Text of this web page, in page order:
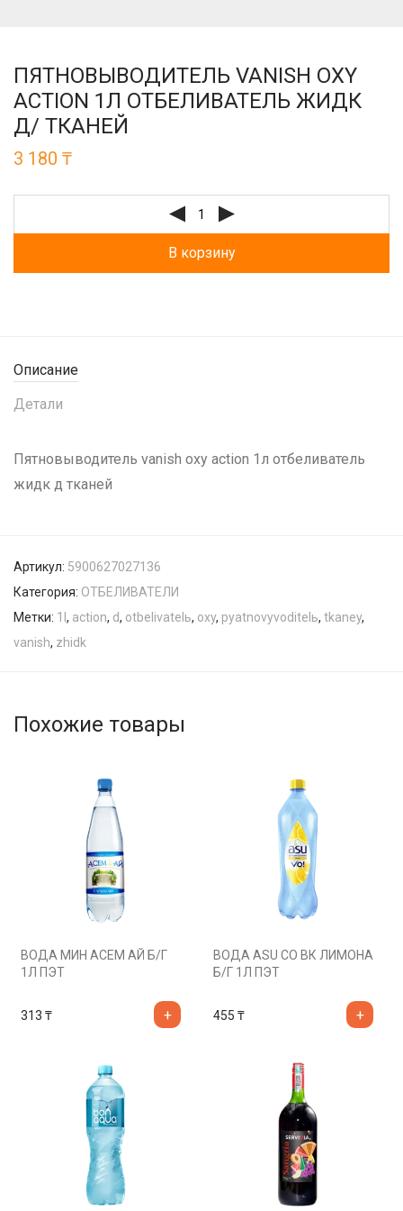
ПЯТНОВЫВОДИТЕЛЬ VANISH OXY
ACTION 1Л ОТБЕЛИВАТЕЛЬ ЖИДК
Д/ ТКАНЕЙ
3 180 ₸
В корзину
Описание
Детали
Пятновыводитель vanish oxy action 1л отбеливатель
жидк д тканей
Артикул: 5900627027136
Категория: ОТБЕЛИВАТЕЛИ
Метки: 1l , action, d, otbelivatelь, oxy, pyatnovyvoditelь, tkaney,
vanish, zhidk
Похожие товары
ВОДА МИН АСЕМ АЙ Б/Г
1Л ПЭТ
313 ₸
ВОДА ASU СО ВК ЛИМОНА
Б/Г 1Л ПЭТ
455 ₸